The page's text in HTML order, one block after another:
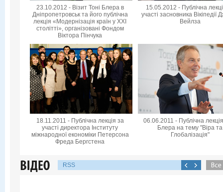
23.10.2012 - Візит Тоні Блера в
Дніпропетровськ та його публічна
лекція «Модернізація країн у XXI
столітті», організовані Фондом
Віктора Пінчука
15.05.2012 - Публічна
участі засновника Вікіпедії
Вейлза
18.11.2011 - Публічна лекція за
участі директора Інституту
міжнародної економіки Петерсона
Фреда Бергстена
06.06.2011 - Публічна
Блера на тему "Віра та
Глобалізація"
RSS